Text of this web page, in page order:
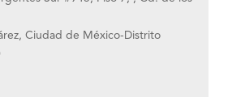
, Ciudad de México-Distrito